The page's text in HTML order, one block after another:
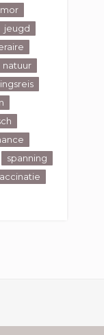
jeugd
natuur
spanning